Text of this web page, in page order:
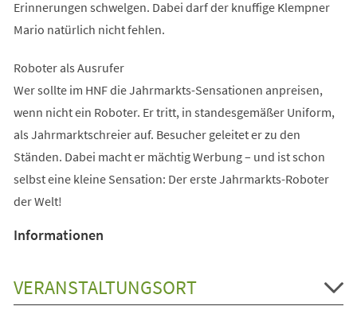
Erinnerungen schwelgen. Dabei darf der knuffige Klempner
Mario natürlich nicht fehlen.
Roboter als Ausrufer
Wer sollte im HNF die Jahrmarkts-Sensationen anpreisen,
wenn nicht ein Roboter. Er tritt, in standesgemäßer Uniform,
als Jahrmarktschreier auf. Besucher geleitet er zu den
Ständen. Dabei macht er mächtig Werbung – und ist schon
selbst eine kleine Sensation: Der erste Jahrmarkts-Roboter
der Welt!
Informationen
VERANSTALTUNGSORT